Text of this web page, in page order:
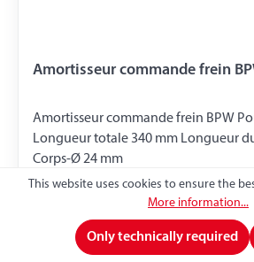
Amortisseur commande frein
Amortisseur commande frein BPW Pour type ZAF1,6-1
Longueur totale 340 mm Longueur
Corps-Ø 24 mm
Product number: AD87160X
Prix visibles après connexion
This website uses cookies to ensure the
More information...
Only technically required